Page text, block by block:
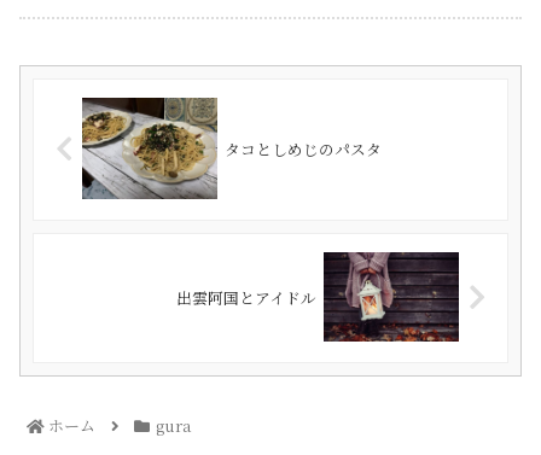
タコとしめじのパスタ
出雲阿国とアイドル
ホーム gura